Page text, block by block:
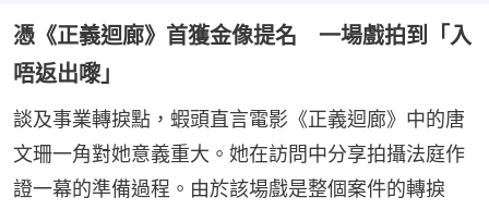
憑《正義迴廊》首獲金像提名 一場戲拍到「入
唔返出嚟」
談及事業轉捩點，蝦頭直言電影《正義迴廊》中的唐
文珊一角對她意義重大。她在訪問中分享拍攝法庭作
證一幕的準備過程。由於該場戲是整個案件的轉捩